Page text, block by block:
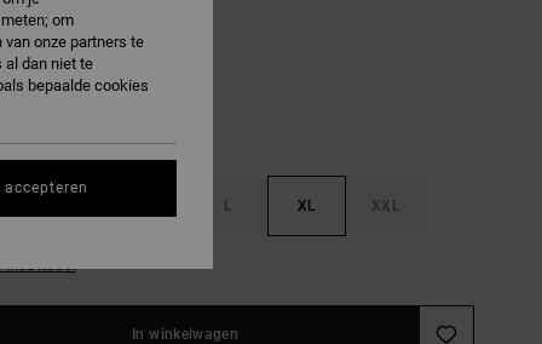
Denim
L XL XXL
In winkelwagen
om
onze partners te
al dan niet te
bepaalde cookies
accepteren